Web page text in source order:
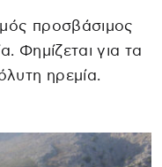
προσβάσιμος
Φημίζεται για τα
ηρεμία.